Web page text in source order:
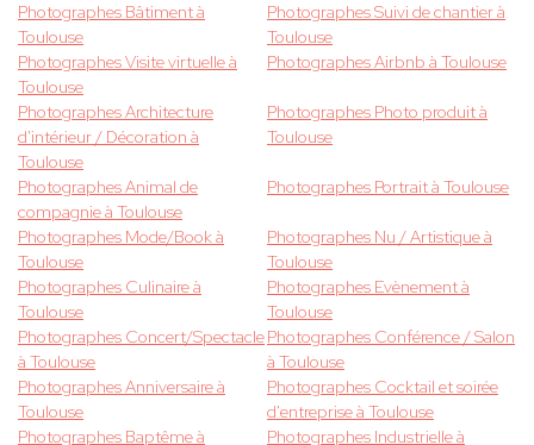
Photographes Bâtiment à
Toulouse
Photographes Suivi de chantier à
Toulouse
Photographes Visite virtuelle à
Toulouse
Photographes Airbnb à Toulouse
Photographes Architecture
d'intérieur / Décoration à
Toulouse
Photographes Photo produit à
Toulouse
Photographes Animal de
compagnie à Toulouse
Photographes Portrait à Toulouse
Photographes Mode/Book à
Toulouse
Photographes Nu / Artistique à
Toulouse
Photographes Culinaire à
Toulouse
Photographes Evènement à
Toulouse
Photographes Concert/Spectacle
à Toulouse
Photographes Conférence / Salon
à Toulouse
Photographes Anniversaire à
Toulouse
Photographes Cocktail et soirée
d'entreprise à Toulouse
Photographes Baptême à
Photographes Industrielle à